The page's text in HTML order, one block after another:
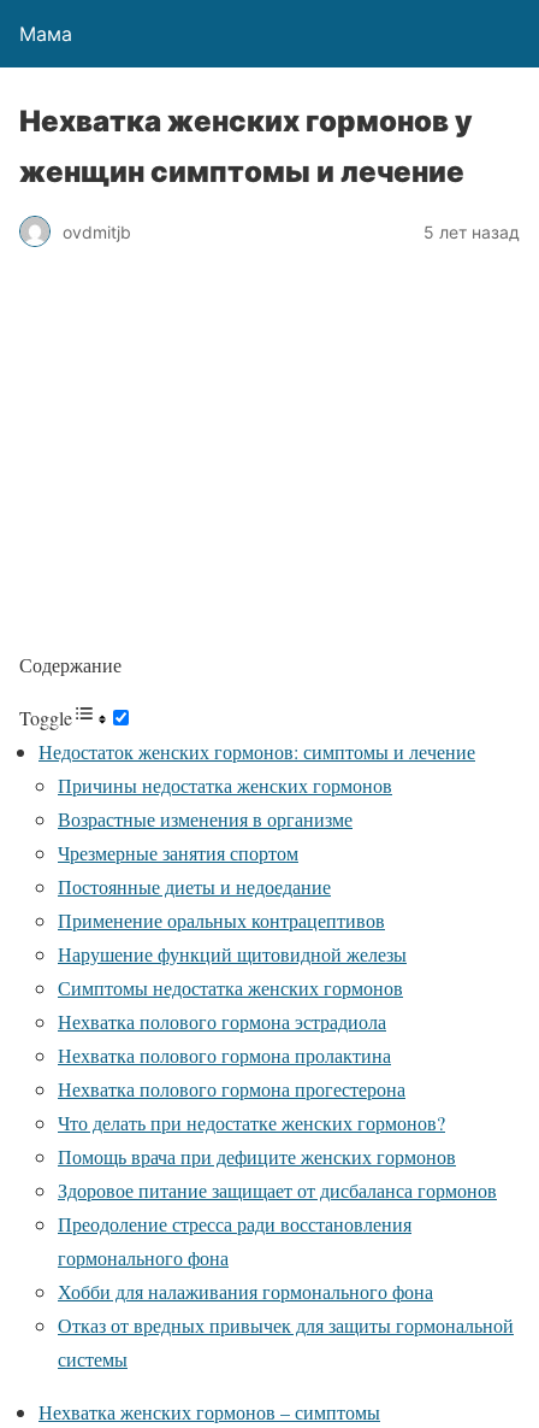
Мама
Нехватка женских гормонов у
женщин симптомы и лечение
ovdmitjb 5 лет назад
Содержание
Toggle
Недостаток женских гормонов: симптомы и лечение
Причины недостатка женских гормонов
Возрастные изменения в организме
Чрезмерные занятия спортом
Постоянные диеты и недоедание
Применение оральных контрацептивов
Нарушение функций щитовидной железы
Симптомы недостатка женских гормонов
Нехватка полового гормона эстрадиола
Нехватка полового гормона пролактина
Нехватка полового гормона прогестерона
Что делать при недостатке женских гормонов?
Помощь врача при дефиците женских гормонов
Здоровое питание защищает от дисбаланса гормонов
Преодоление стресса ради восстановления
гормонального фона
Хобби для налаживания гормонального фона
Отказ от вредных привычек для защиты гормональной
системы
Нехватка женских гормонов – симптомы